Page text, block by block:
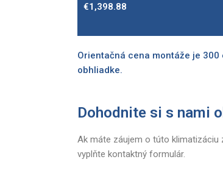
€1,398.88
Orientačná cena montáže je
obhliadke.
Dohodnite si s nami
Ak máte záujem o túto klimatizáciu
vyplňte kontaktný formulár.